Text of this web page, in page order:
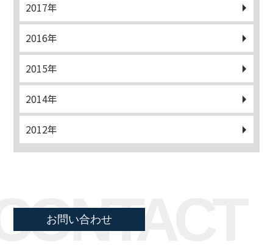
2017年
2016年
2015年
2014年
2012年
お問い合わせ